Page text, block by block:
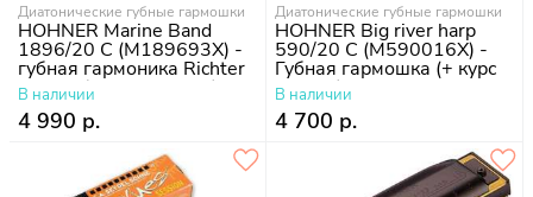
Диатонические губные гармошки
HOHNER Marine Band
1896/20 C (M189693X) -
губная гармоника Richter
Classic (+ курс уроков)
В наличии
4 990 р.
Диатонические губные гармошки
HOHNER Big river harp
590/20 C (M590016X) -
Губная гармошка (+ курс
уроков)
В наличии
4 700 р.